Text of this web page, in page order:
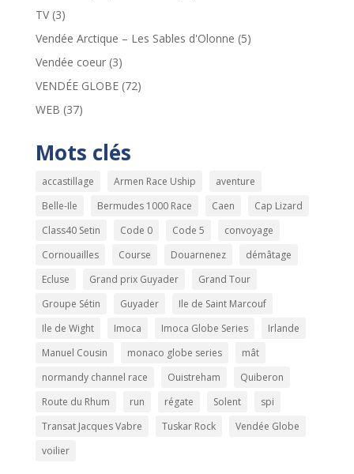
TV(3)
Vendée Arctique – Les Sables d'Olonne (5)
Vendée coeur(3)
VENDÉE GLOBE(72)
WEB (37)
Mots clés
accastillage Armen Race Uship
aventure
Belle-Ile
Bermudes 1000 Race Caen
Cap Lizard
Class40 Setin
Code 0 Code 5
convoyage
Cornouailles
Course Douarnenez
démâtage
Ecluse
Grand prix Guyader
Grand Tour
Groupe Sétin
Guyader
Ile de Saint Marcouf
Ile de Wight
Imoca Imoca Globe Series
Irlande
Manuel Cousin
monaco globe series
mât
normandy channel race
Ouistreham
Quiberon
Route du Rhum
run régate Solent
spi
Transat Jacques Vabre
Tuskar Rock
Vendée Globe
voilier